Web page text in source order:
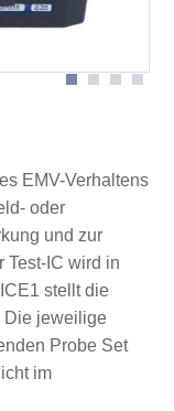
ICE1 mit
EMV-Verhaltens
oder
und zur
Test-IC wird in
stellt die
Die jeweilige
Probe Set
im